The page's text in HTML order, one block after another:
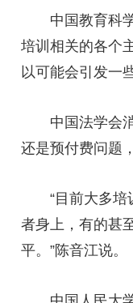
中国教育科学
培训相关的各个
以可能会引发一
中国法学会消
还是预付费问题
“目前大多培训
者身上，有的甚
平。”陈音江说。